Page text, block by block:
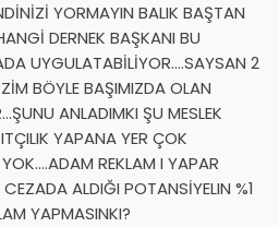
YORMAYIN BALIK BAŞTAN
DERNEK BAŞKANI BU
UYGULATABİLİYOR….SAYSAN 2
BÖYLE BAŞIMIZDA OLAN
ANLADIMKI ŞU MESLEK
YAPANA YER ÇOK
REKLAM I YAPAR
ALDIĞI POTANSİYELIN %1
YAPMASINKI?